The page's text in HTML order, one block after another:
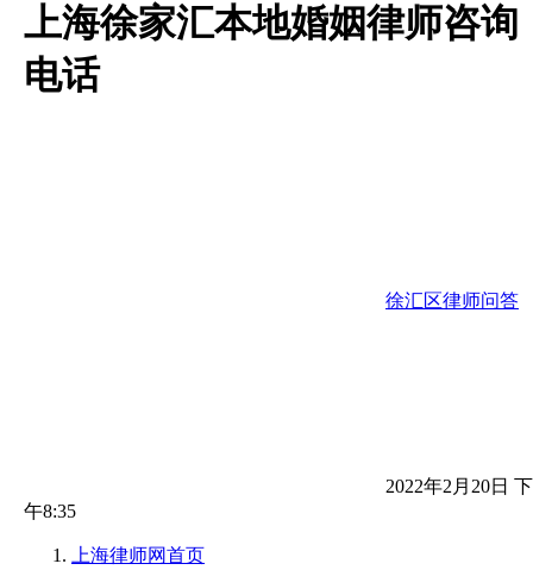
上海徐家汇本地婚姻律师咨询
电话
徐汇区律师问答
2022年2月20日 下
午8:35
上海律师网首页